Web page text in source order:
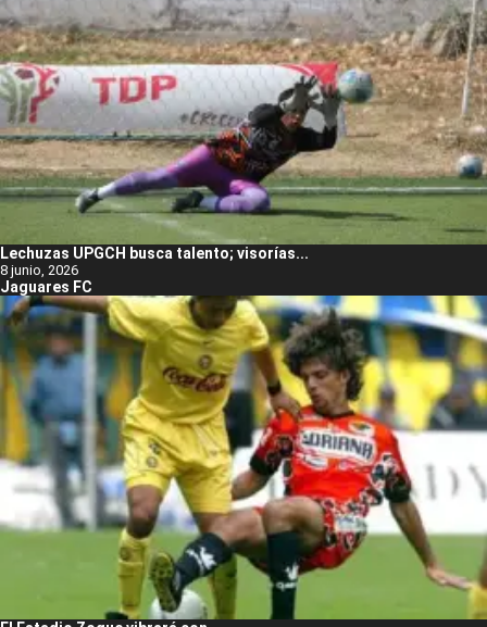
Lechuzas UPGCH busca talento; visorías...
8 junio, 2026
Jaguares FC